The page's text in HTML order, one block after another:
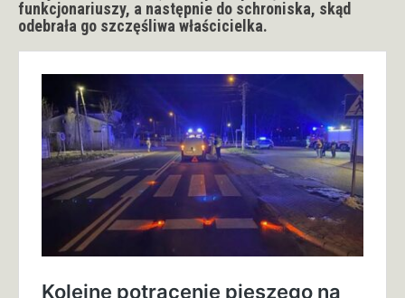
funkcjonariuszy, a następnie do schroniska, skąd
odebrała go szczęśliwa właścicielka.